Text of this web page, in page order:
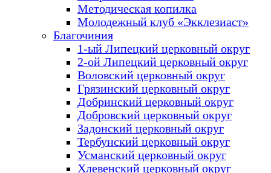
Методическая копилка
Молодежный клуб «Экклезиаст»
Благочиния
1-ый Липецкий церковный округ
2-ой Липецкий церковный округ
Воловский церковный округ
Грязинский церковный округ
Добринский церковный округ
Добровский церковный округ
Задонский церковный округ
Тербунский церковный округ
Усманский церковный округ
Хлевенский церковный округ